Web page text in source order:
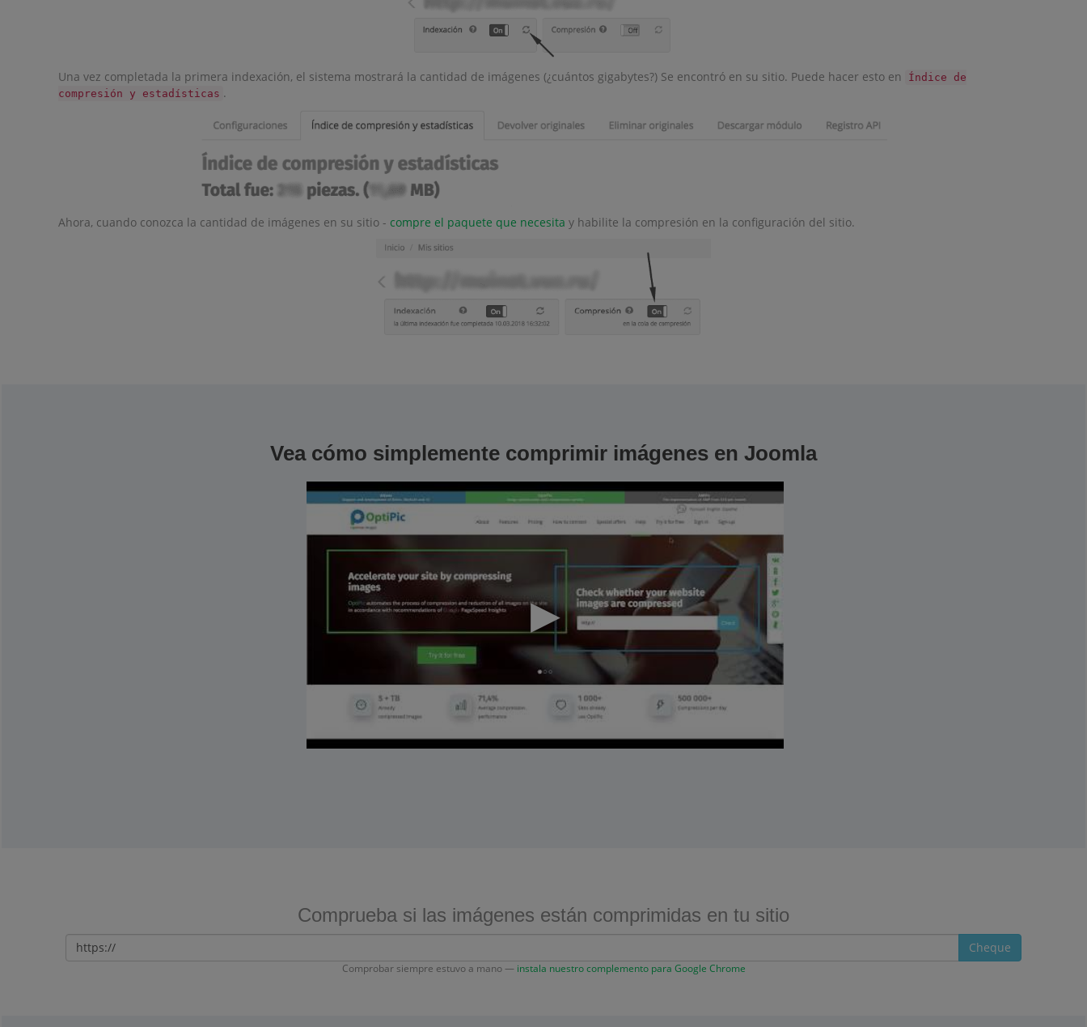
Una vez completada la primera indexación, el sistema mostrará la cantidad de imágenes (¿cuántos gigabytes?) Se encontró en su sitio. Puede hacer esto en
Índice de
compresión y estadísticas .
Ahora, cuando conozca la cantidad de imágenes en su sitio - compre el paquete que necesita y habilite la compresión en la configuración del sitio.
Vea cómo simplemente comprimir imágenes en Joomla
Comprueba si las imágenes están comprimidas en tu sitio
Cheque
Comprobar siempre estuvo a mano — instala nuestro complemento para Google Chrome